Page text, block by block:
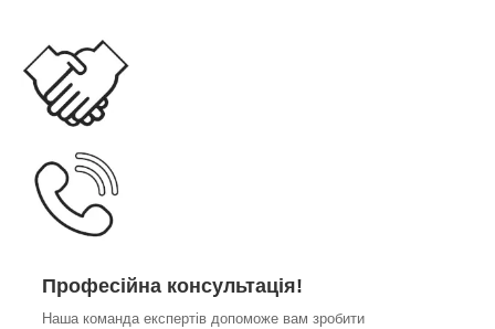
Професійна консультація!
Наша команда експертів допоможе вам зробити